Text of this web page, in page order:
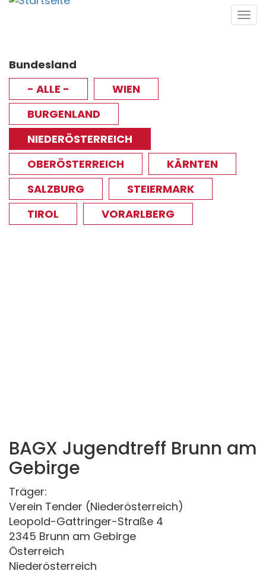
Direkt
Bundesland
- ALLE -
WIEN
BURGENLAND
NIEDERÖSTERREICH
OBERÖSTERREICH
KÄRNTEN
SALZBURG
STEIERMARK
TIROL
VORARLBERG
BAGX Jugendtreff Brunn am
Gebirge
Träger:
Verein Tender (Niederösterreich)
Leopold-Gattringer-Straße 4
2345 Brunn am Gebirge
Österreich
Niederösterreich